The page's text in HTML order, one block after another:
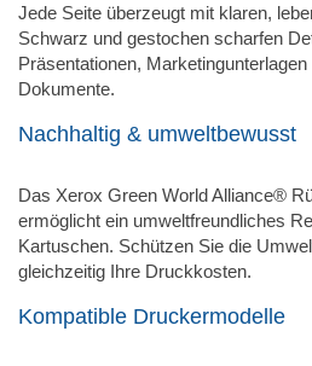
Jede Seite überzeugt mit klaren,
Schwarz und gestochen scharfen
Präsentationen,
Dokumente.
Nachhaltig & umweltbewusst
Das Xerox Green World Alliance®
ermöglicht ein umweltfreundliches
Kartuschen. Schützen Sie die
gleichzeitig Ihre Druckkosten.
Kompatible Druckermodelle